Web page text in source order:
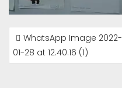
NAVEGACIÓN
DE
ENTRADAS
WhatsApp Image 2022-
01-28 at 12.40.16 (1)